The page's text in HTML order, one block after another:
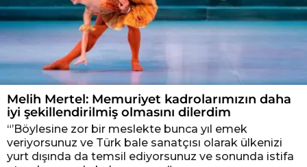
Melih Mertel: Memuriyet kadrolarımızın daha
iyi şekillendirilmiş olmasını dilerdim
“’Böylesine zor bir meslekte bunca yıl emek
veriyorsunuz ve Türk bale sanatçısı olarak ülkenizi
yurt dışında da temsil ediyorsunuz ve sonunda istifa